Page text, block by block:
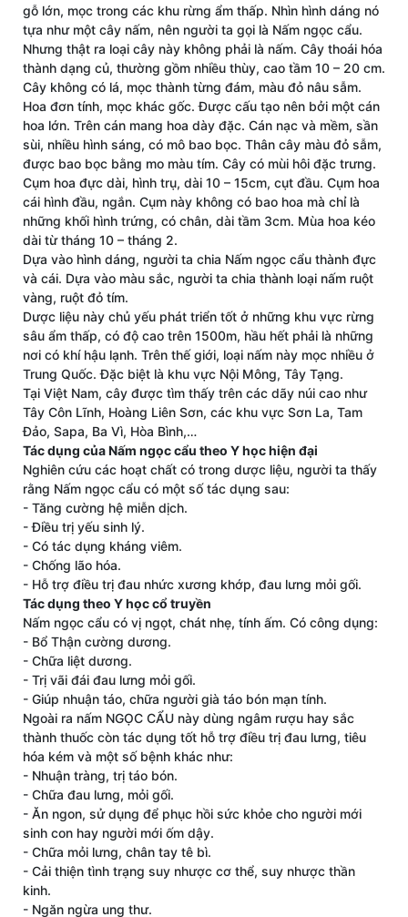
gỗ lớn, mọc trong các khu rừng ẩm thấp. Nhìn hình dáng nó
tựa như một cây nấm, nên người ta gọi là Nấm ngọc cẩu.
Nhưng thật ra loại cây này không phải là nấm. Cây thoái hóa
thành dạng củ, thường gồm nhiều thùy, cao tầm 10 – 20 cm.
Cây không có lá, mọc thành từng đám, màu đỏ nâu sẫm.
Hoa đơn tính, mọc khác gốc. Được cấu tạo nên bởi một cán
hoa lớn. Trên cán mang hoa dày đặc. Cán nạc và mềm, sần
sùi, nhiều hình sáng, có mô bao bọc. Thân cây màu đỏ sẫm,
được bao bọc bằng mo màu tím. Cây có mùi hôi đặc trưng.
Cụm hoa đực dài, hình trụ, dài 10 – 15cm, cụt đầu. Cụm hoa
cái hình đầu, ngắn. Cụm này không có bao hoa mà chỉ là
những khối hình trứng, có chân, dài tầm 3cm. Mùa hoa kéo
dài từ tháng 10 – tháng 2.
Dựa vào hình dáng, người ta chia Nấm ngọc cẩu thành đực
và cái. Dựa vào màu sắc, người ta chia thành loại nấm ruột
vàng, ruột đỏ tím.
Dược liệu này chủ yếu phát triển tốt ở những khu vực rừng
sâu ẩm thấp, có độ cao trên 1500m, hầu hết phải là những
nơi có khí hậu lạnh. Trên thế giới, loại nấm này mọc nhiều ở
Trung Quốc. Đặc biệt là khu vực Nội Mông, Tây Tạng.
Tại Việt Nam, cây được tìm thấy trên các dãy núi cao như
Tây Côn Lĩnh, Hoàng Liên Sơn, các khu vực Sơn La, Tam
Đảo, Sapa, Ba Vì, Hòa Bình,…
Tác dụng của Nấm ngọc cẩu theo Y học hiện đại
Nghiên cứu các hoạt chất có trong dược liệu, người ta thấy
rằng Nấm ngọc cẩu có một số tác dụng sau:
- Tăng cường hệ miễn dịch.
- Điều trị yếu sinh lý.
- Có tác dụng kháng viêm.
- Chống lão hóa.
- Hỗ trợ điều trị đau nhức xương khớp, đau lưng mỏi gối.
Tác dụng theo Y học cổ truyền
Nấm ngọc cẩu có vị ngọt, chát nhẹ, tính ấm. Có công dụng:
- Bổ Thận cường dương.
- Chữa liệt dương.
- Trị vãi đái đau lưng mỏi gối.
- Giúp nhuận táo, chữa người già táo bón mạn tính.
Ngoài ra nấm NGỌC CẨU này dùng ngâm rượu hay sắc
thành thuốc còn tác dụng tốt hỗ trợ điều trị đau lưng, tiêu
hóa kém và một số bệnh khác như:
- Nhuận tràng, trị táo bón.
- Chữa đau lưng, mỏi gối.
- Ăn ngon, sử dụng để phục hồi sức khỏe cho người mới
sinh con hay người mới ốm dậy.
- Chữa mỏi lưng, chân tay tê bì.
- Cải thiện tình trạng suy nhược cơ thể, suy nhược thần
kinh.
- Ngăn ngừa ung thư.